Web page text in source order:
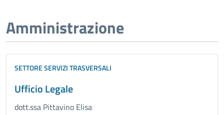
Amministrazione
SETTORE SERVIZI TRASVERSALI
Ufficio Legale
dott.ssa Pittavino Elisa